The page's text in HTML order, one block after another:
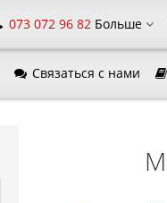
073 072 96 82 Больше
Связаться с нами
Язык магазина